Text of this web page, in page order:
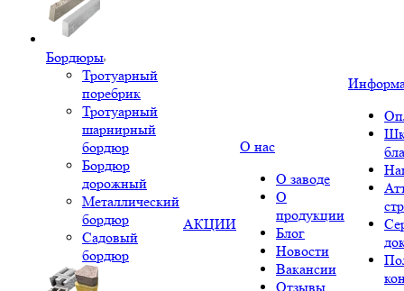
Бордюры
Тротуарный
поребрик
Тротуарный
шарнирный
бордюр
Бордюр
дорожный
Металлический
бордюр
Садовый
бордюр
АКЦИИ
О нас
О заводе
О
продукции
Блог
Новости
Вакансии
Отзывы